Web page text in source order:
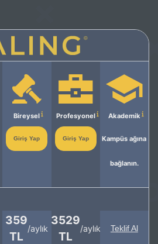
Bireysel
Giriş Yap
Profesyonel
Giriş Yap
Akademik
Kampüs ağına
bağlanın.
359
TL
/aylık
3529
TL
/aylık Teklif Al